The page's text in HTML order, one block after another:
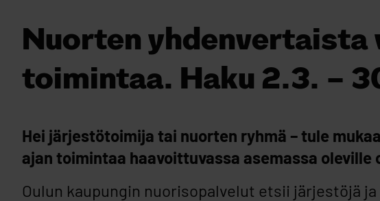
Nuorten yhdenvertaista
toimintaa. Haku 2.3. –
Hei järjestötoimija tai nuorten ryhmä – tule
ajan toimintaa haavoittuvassa asemassa oleville
Oulun kaupungin nuorisopalvelut etsii järjestöjä